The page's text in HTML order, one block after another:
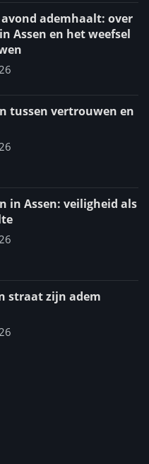
ademhaalt: over
Assen en het weefsel
tussen vertrouwen en
in Assen: veiligheid als
straat zijn adem